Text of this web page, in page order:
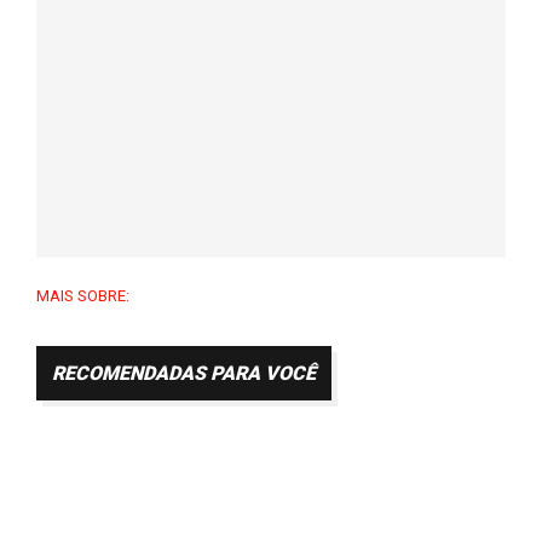
MAIS SOBRE:
RECOMENDADAS PARA VOCÊ